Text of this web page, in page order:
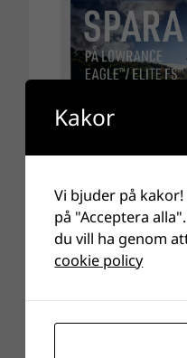
Kakor
Vi bjuder på
på "Acceptera
du vill ha genom
cookie policy